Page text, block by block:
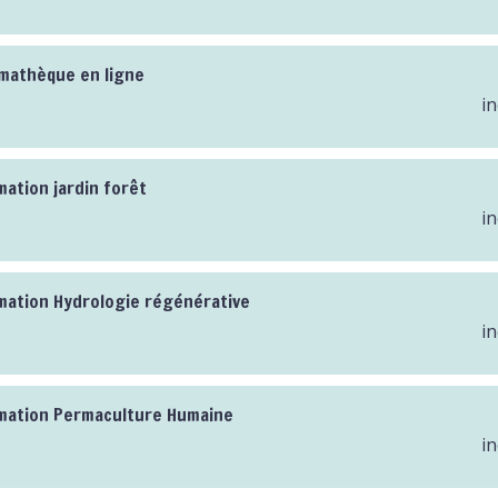
en ligne
jardin forêt
Hydrologie régénérative
Permaculture Humaine